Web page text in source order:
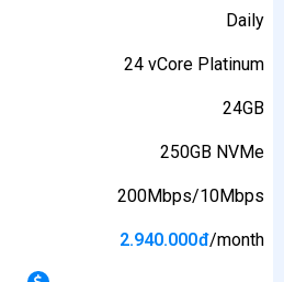
Daily
24 vCore Platinum
24GB
250GB NVMe
200Mbps/10Mbps
2.940.000đ/month